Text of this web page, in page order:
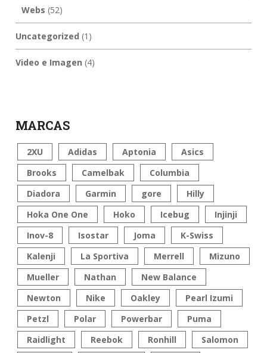
Webs (52)
Uncategorized (1)
Video e Imagen (4)
MARCAS
2XU Adidas Aptonia
Asics
Brooks
Camelbak
Columbia
Diadora
Garmin gore
Hilly
Hoka One One
Hoko Icebug
Injinji
Inov-8
Isostar Joma
K-Swiss
Kalenji
La Sportiva Merrell
Mizuno
Mueller
Nathan
New Balance
Newton
Nike Oakley
Pearl Izumi
Petzl
Polar Powerbar
Puma
Raidlight
Reebok Ronhill Salomon